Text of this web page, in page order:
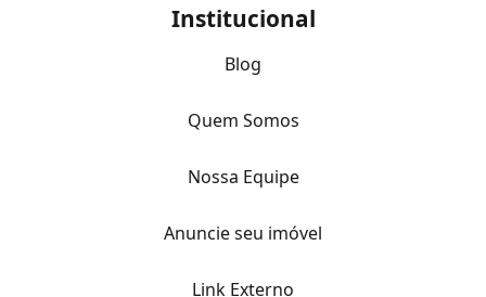
Institucional
Blog
Quem Somos
Nossa Equipe
Anuncie seu imóvel
Link Externo